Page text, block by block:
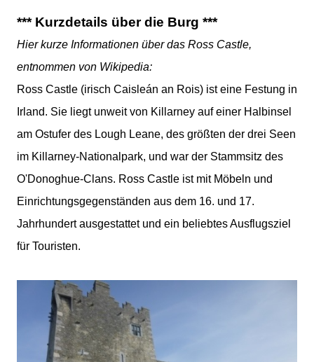
*** Kurzdetails über die Burg ***
Hier kurze Informationen über das Ross Castle,
entnommen von Wikipedia:
Ross Castle (irisch Caisleán an Rois) ist eine Festung in
Irland. Sie liegt unweit von Killarney auf einer Halbinsel
am Ostufer des Lough Leane, des größten der drei Seen
im Killarney-Nationalpark, und war der Stammsitz des
O'Donoghue-Clans. Ross Castle ist mit Möbeln und
Einrichtungsgegenständen aus dem 16. und 17.
Jahrhundert ausgestattet und ein beliebtes Ausflugsziel
für Touristen.